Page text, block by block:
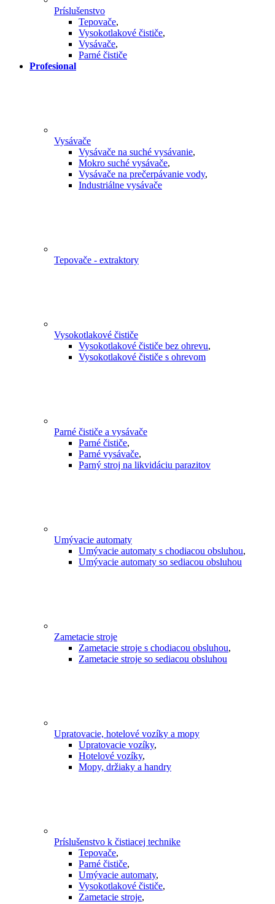
Príslušenstvo
Tepovače,
Vysokotlakové čističe,
Vysávače,
Parné čističe
Profesional
Vysávače
Vysávače na suché vysávanie,
Mokro suché vysávače,
Vysávače na prečerpávanie vody,
Industriálne vysávače
Tepovače - extraktory
Vysokotlakové čističe
Vysokotlakové čističe bez ohrevu,
Vysokotlakové čističe s ohrevom
Parné čističe a vysávače
Parné čističe,
Parné vysávače,
Parný stroj na likvidáciu parazitov
Umývacie automaty
Umývacie automaty s chodiacou obsluhou,
Umývacie automaty so sediacou obsluhou
Zametacie stroje
Zametacie stroje s chodiacou obsluhou,
Zametacie stroje so sediacou obsluhou
Upratovacie, hotelové vozíky a mopy
Upratovacie vozíky,
Hotelové vozíky,
Mopy, držiaky a handry
Príslušenstvo k čistiacej technike
Tepovače,
Parné čističe,
Umývacie automaty,
Vysokotlakové čističe,
Zametacie stroje,